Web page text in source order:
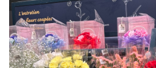
正
面
口
か